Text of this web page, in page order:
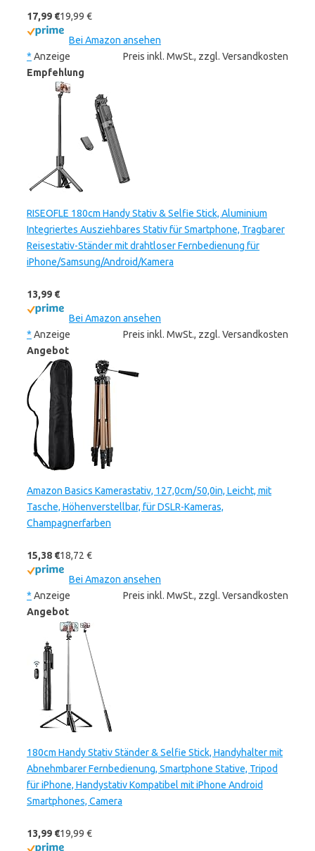
17,99 €19,99 €
Bei Amazon ansehen
* Anzeige
Preis inkl. MwSt., zzgl. Versandkosten
Empfehlung
RISEOFLE 180cm Handy Stativ & Selfie Stick, Aluminium
Integriertes Ausziehbares Stativ für Smartphone, Tragbarer
Reisestativ-Ständer mit drahtloser Fernbedienung für
iPhone/Samsung/Android/Kamera
13,99 €
Bei Amazon ansehen
* Anzeige
Preis inkl. MwSt., zzgl. Versandkosten
Angebot
Amazon Basics Kamerastativ, 127,0cm/50,0in, Leicht, mit
Tasche, Höhenverstellbar, für DSLR-Kameras,
Champagnerfarben
15,38 €18,72 €
Bei Amazon ansehen
* Anzeige
Preis inkl. MwSt., zzgl. Versandkosten
Angebot
180cm Handy Stativ Ständer & Selfie Stick, Handyhalter mit
Abnehmbarer Fernbedienung, Smartphone Stative, Tripod
für iPhone, Handystativ Kompatibel mit iPhone Android
Smartphones, Camera
13,99 €19,99 €